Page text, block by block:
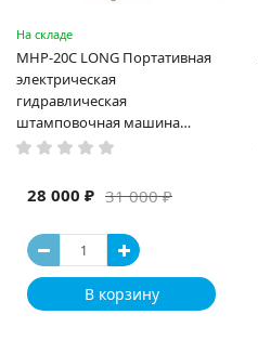
На складе
MHP-20C LONG Портативная
электрическая
гидравлическая
штамповочная машина
высокая мощность и мощный
машина
31 000 ₽
28 000 ₽
В корзину